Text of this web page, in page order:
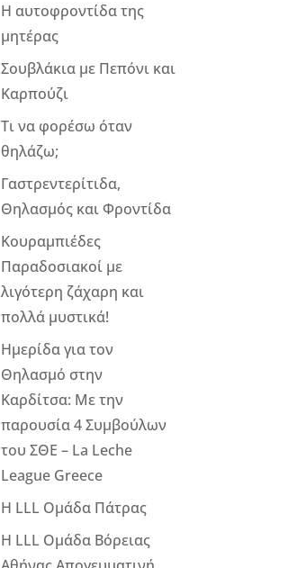
Η αυτοφροντίδα της
μητέρας
Σουβλάκια με Πεπόνι και
Καρπούζι
Τι να φορέσω όταν
θηλάζω;
Γαστρεντερίτιδα,
Θηλασμός και Φροντίδα
Κουραμπιέδες
Παραδοσιακοί με
λιγότερη ζάχαρη και
πολλά μυστικά!
Ημερίδα για τον
Θηλασμό στην
Καρδίτσα: Με την
παρουσία 4 Συμβούλων
του ΣΘΕ – La Leche
League Greece
Η LLL Ομάδα Πάτρας
Η LLL Ομάδα Βόρειας